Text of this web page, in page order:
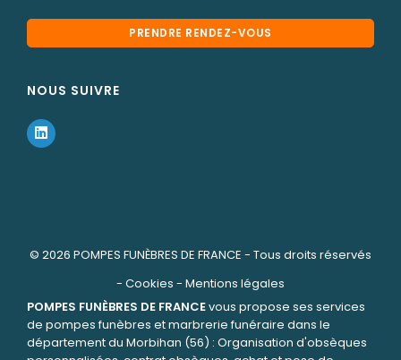
PRENDRE RENDEZ-VOUS
NOUS SUIVRE
© 2026 POMPES FUNÈBRES DE FRANCE - Tous droits réservés
- Cookies - Mentions légales
POMPES FUNÈBRES DE FRANCEvous propose ses services
de pompes funèbres et marbrerie funéraire dans le
département du Morbihan (56) : Organisation d'obsèques